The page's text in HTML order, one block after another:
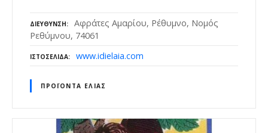
ΔΙΕΎΘΥΝΣΗ
Αφράτες Αμαρίου, Ρέθυμνο, Νομός
Ρεθύμνου, 74061
ΙΣΤΟΣΕΛΊΔΑ www.idielaia.com
ΠΡΟΪΌΝΤΑ ΕΛΙΆΣ